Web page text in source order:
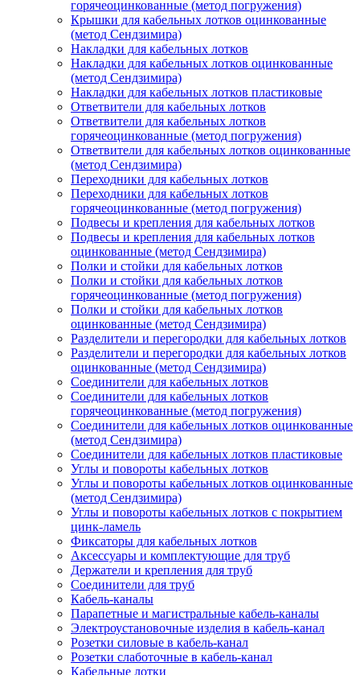
горячеоцинкованные (метод погружения)
Крышки для кабельных лотков оцинкованные
(метод Сендзимира)
Накладки для кабельных лотков
Накладки для кабельных лотков оцинкованные
(метод Сендзимира)
Накладки для кабельных лотков пластиковые
Ответвители для кабельных лотков
Ответвители для кабельных лотков
горячеоцинкованные (метод погружения)
Ответвители для кабельных лотков оцинкованные
(метод Сендзимира)
Переходники для кабельных лотков
Переходники для кабельных лотков
горячеоцинкованные (метод погружения)
Подвесы и крепления для кабельных лотков
Подвесы и крепления для кабельных лотков
оцинкованные (метод Сендзимира)
Полки и стойки для кабельных лотков
Полки и стойки для кабельных лотков
горячеоцинкованные (метод погружения)
Полки и стойки для кабельных лотков
оцинкованные (метод Сендзимира)
Разделители и перегородки для кабельных лотков
Разделители и перегородки для кабельных лотков
оцинкованные (метод Сендзимира)
Соединители для кабельных лотков
Соединители для кабельных лотков
горячеоцинкованные (метод погружения)
Соединители для кабельных лотков оцинкованные
(метод Сендзимира)
Соединители для кабельных лотков пластиковые
Углы и повороты кабельных лотков
Углы и повороты кабельных лотков оцинкованные
(метод Сендзимира)
Углы и повороты кабельных лотков с покрытием
цинк-ламель
Фиксаторы для кабельных лотков
Аксессуары и комплектующие для труб
Держатели и крепления для труб
Соединители для труб
Кабель-каналы
Парапетные и магистральные кабель-каналы
Электроустановочные изделия в кабель-канал
Розетки силовые в кабель-канал
Розетки слаботочные в кабель-канал
Кабельные лотки